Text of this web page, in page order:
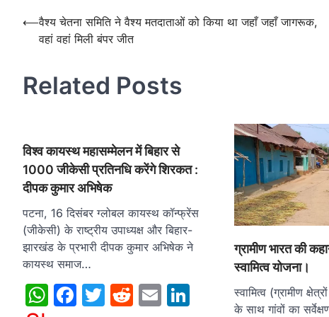
Post
navigation
⟵वैश्य चेतना समिति ने वैश्य मतदाताओं को किया था जहाँ जहाँ जागरूक,
वहां वहां मिली बंपर जीत
Related Posts
विश्व कायस्थ महासम्मेलन में बिहार से
1000 जीकेसी प्रतिनधि करेंगे शिरकत :
दीपक कुमार अभिषेक
पटना, 16 दिसंबर ग्लोबल कायस्थ कॉन्फ्रेंस
(जीकेसी) के राष्ट्रीय उपाध्यक्ष और बिहार-
झारखंड के प्रभारी दीपक कुमार अभिषेक ने
कायस्थ समाज…
WhatsApp
Facebook
Twitter
Reddit
EmailLinkedIn
ग्रामीण भारत की
स्वामित्व योजना।
स्वामित्व (ग्रामीण
के साथ गांवों का